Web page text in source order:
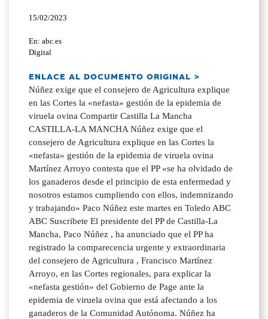
15/02/2023
En: abc.es
Digital
ENLACE AL DOCUMENTO ORIGINAL >
Núñez exige que el consejero de Agricultura explique
en las Cortes la «nefasta» gestión de la epidemia de
viruela ovina Compartir Castilla La Mancha
CASTILLA-LA MANCHA Núñez exige que el
consejero de Agricultura explique en las Cortes la
«nefasta» gestión de la epidemia de viruela ovina
Martínez Arroyo contesta que el PP «se ha olvidado de
los ganaderos desde el principio de esta enfermedad y
nosotros estamos cumpliendo con ellos, indemnizando
y trabajando» Paco Núñez este martes en Toledo ABC
ABC Suscribete El presidente del PP de Castilla-La
Mancha, Paco Núñez , ha anunciado que el PP ha
registrado la comparecencia urgente y extraordinaria
del consejero de Agricultura , Francisco Martínez
Arroyo, en las Cortes regionales, para explicar la
«nefasta gestión» del Gobierno de Page ante la
epidemia de viruela ovina que está afectando a los
ganaderos de la Comunidad Autónoma. Núñez ha